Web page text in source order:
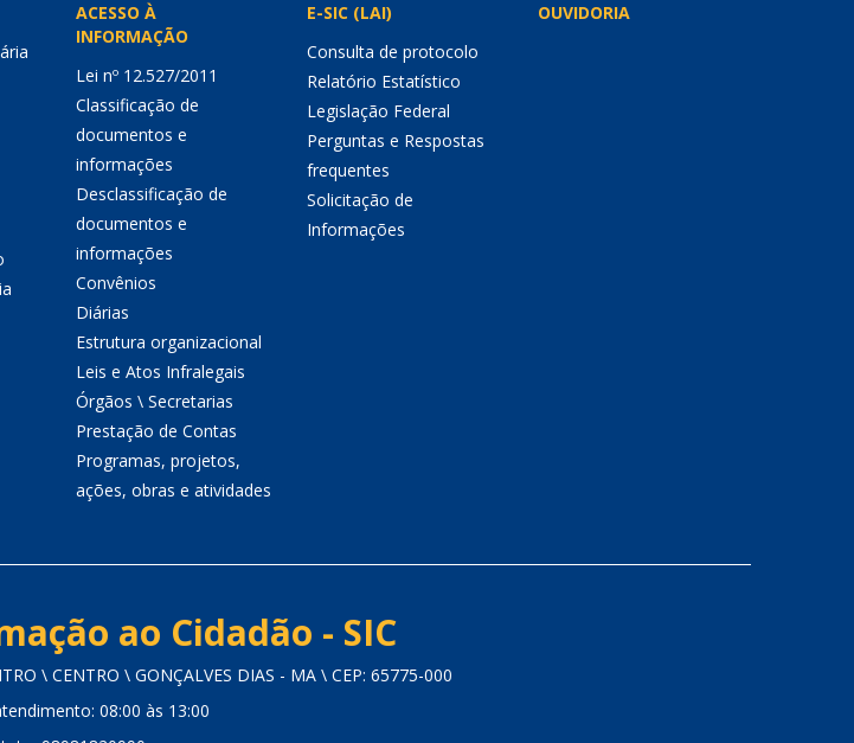
ACESSO À
INFORMAÇÃO
Lei nº 12.527/2011
Classificação de
documentos e
informações
Desclassificação de
documentos e
informações
Convênios
Diárias
Estrutura organizacional
Leis e Atos Infralegais
Órgãos \ Secretarias
Prestação de Contas
Programas, projetos,
ações, obras e atividades
E-SIC (LAI)
Consulta de protocolo
Relatório Estatístico
Legislação Federal
Perguntas e Respostas
frequentes
Solicitação de
Informações
OUVIDORIA
ao Cidadão - SIC
\ CENTRO \ GONÇALVES DIAS - MA \ CEP: 65775-000
08:00 às 13:00